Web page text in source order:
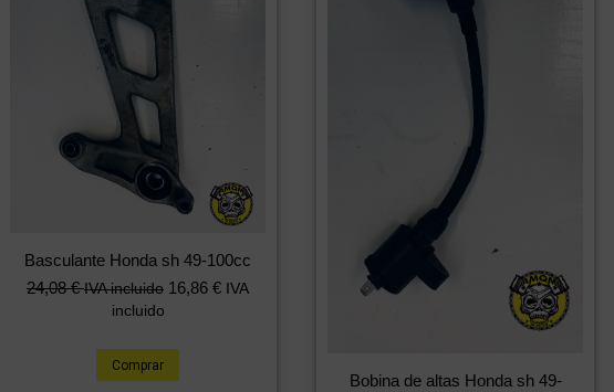
Basculante Honda sh 49-100cc
24,08€ IVA incluido 16,86 € IVA
incluido
Comprar
Bobina de altas Honda sh 49-